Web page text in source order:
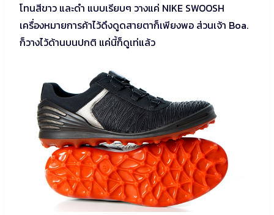
โทนสีขาว และดำ แบบเรียบๆ วางแค่ NIKE SWOOSH
เครื่องหมายการค้าไว้ดึงดูดสายตาก็เพียงพอ ส่วนเจ้า Boa.
ก็วางไว้ด้านบนปกติ แค่นี้ก็ดูเท่แล้ว